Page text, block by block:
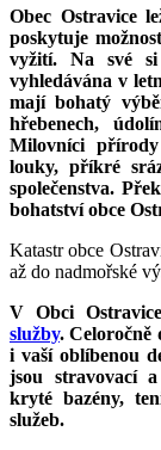
Obec Ostravice
poskytuje
vyžití. Na své
vyhledávána v
mají bohatý
hřebenech,
Milovníci přírody
louky, příkré
společenstva.
bohatství obce
Katastr obce
až do nadmořské
V Obci
služby. Celoročně
i vaší oblíbenou
jsou stravovací
kryté bazény,
služeb.